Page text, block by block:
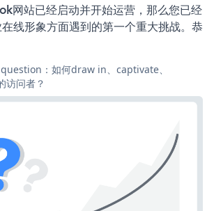
网站已经启动并开始运营，那么您已经
线形象方面遇到的第一个重大挑战。恭
：如何draw in、captivate、
访问者？